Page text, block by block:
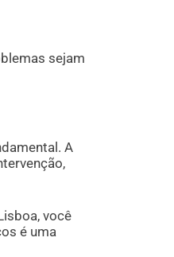
sejam
A
você
é uma